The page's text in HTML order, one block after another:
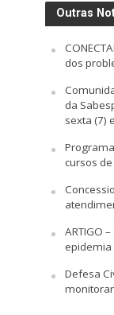
Outras
dos
da
sexta (7)
cursos
ARTIGO
epidemia
Defesa